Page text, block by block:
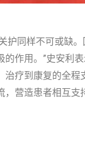
护同样不可或缺
作用。”史安利表
疗到康复的全
营造患者相互支